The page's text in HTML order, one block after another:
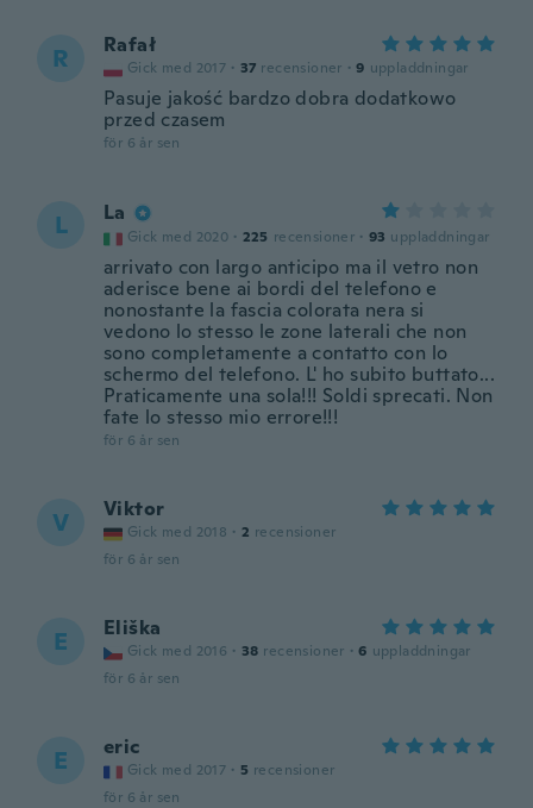
R Rafał
Gick med 2017 · 37 recensioner · 9 uppladdningar
Pasuje jakość bardzo dobra dodatkowo
przed czasem
för 6 år sen
L La
Gick med 2020 · 225 recensioner · 93 uppladdningar
arrivato con largo anticipo ma il vetro non
aderisce bene ai bordi del telefono e
nonostante la fascia colorata nera si
vedono lo stesso le zone laterali che non
sono completamente a contatto con lo
schermo del telefono. L' ho subito buttato...
Praticamente una sola!!! Soldi sprecati. Non
fate lo stesso mio errore!!!
för 6 år sen
V Viktor
Gick med 2018 · 2 recensioner
för 6 år sen
E Eliška
Gick med 2016 · 38 recensioner · 6 uppladdningar
för 6 år sen
E eric
Gick med 2017 · 5 recensioner
för 6 år sen